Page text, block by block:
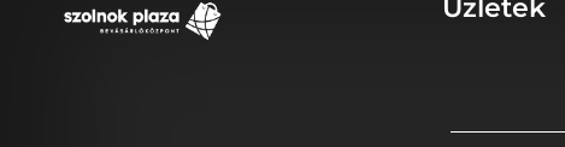
Üzletek